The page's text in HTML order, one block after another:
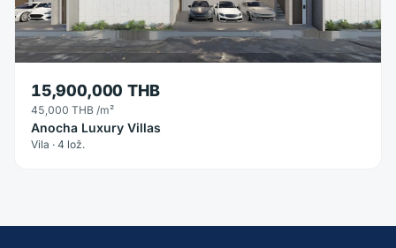
15,900,000 THB
45,000 THB /m²
Anocha Luxury Villas
Vila · 4 lož.